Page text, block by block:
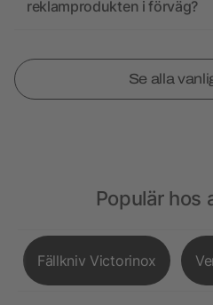
reklamprodukten i förväg?
Se alla
Populär hos
Fällkniv Victorinox